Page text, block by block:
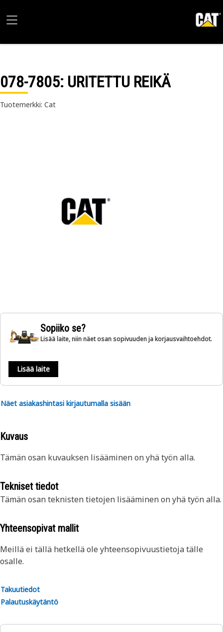
078-7805: URITETTU REIKÄ
Tuotemerkki: Cat
Sopiiko se?
Lisää laite, niin näet osan sopivuuden ja korjausvaihtoehdot.
Lisää laite
Näet asiakashintasi kirjautumalla sisään
Kuvaus
Tämän osan kuvauksen lisääminen on yhä työn alla.
Tekniset tiedot
Tämän osan teknisten tietojen lisääminen on yhä työn alla.
Yhteensopivat mallit
Meillä ei tällä hetkellä ole yhteensopivuustietoja tälle
osalle.
Takuutiedot
Palautuskäytäntö